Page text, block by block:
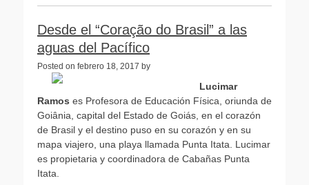
Desde el “Coração do Brasil” a las
aguas del Pacífico
Posted on febrero 18, 2017 by
Lucimar
Ramos es Profesora de Educación Física, oriunda de
Goiânia, capital del Estado de Goiás, en el corazón
de Brasil y el destino puso en su corazón y en su
mapa viajero, una playa llamada Punta Itata. Lucimar
es propietaria y coordinadora de Cabañas Punta
Itata.